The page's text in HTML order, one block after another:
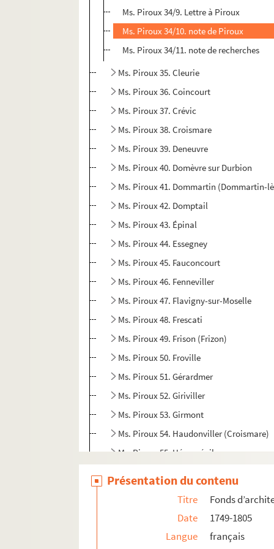
Ms. Piroux 34/9. Lettre à Piroux
Ms. Piroux 34/10. note de Piroux
Ms. Piroux 34/11. note de recherches
Ms. Piroux 35. Cleurie
Ms. Piroux 36. Coincourt
Ms. Piroux 37. Crévic
Ms. Piroux 38. Croismare
Ms. Piroux 39. Deneuvre
Ms. Piroux 40. Domèvre sur Durbion
Ms. Piroux 41. Dommartin (Dommartin-
Ms. Piroux 42. Domptail
Ms. Piroux 43. Épinal
Ms. Piroux 44. Essegney
Ms. Piroux 45. Fauconcourt
Ms. Piroux 46. Fenneviller
Ms. Piroux 47. Flavigny-sur-Moselle
Ms. Piroux 48. Frescati
Ms. Piroux 49. Frison (Frizon)
Ms. Piroux 50. Froville
Ms. Piroux 51. Gérardmer
Ms. Piroux 52. Giriviller
Ms. Piroux 53. Girmont
Ms. Piroux 54. Haudonviller (Croismare)
Ms. Piroux 55. Hénaménil
Présentation du contenu
Titre
Fonds
Date
1749-1805
Langue
français